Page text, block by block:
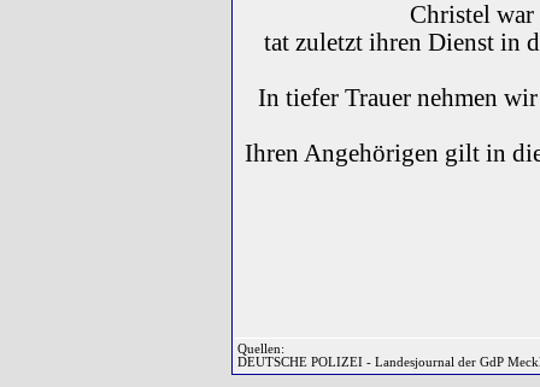
Christel war
tat zuletzt ihren Dienst in
In tiefer Trauer nehmen
Ihren Angehörigen gilt in
Quellen:
DEUTSCHE POLIZEI - Landesjournal der GdP